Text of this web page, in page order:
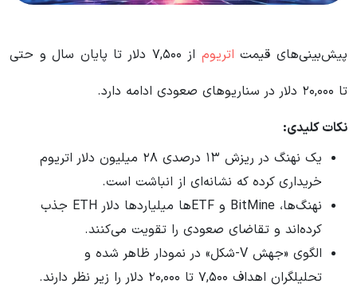
پیش‌بینی‌های قیمت اتریوم
از ۷,۵۰۰ دلار تا پایان سال و حتی
تا ۲۰,۰۰۰ دلار در سناریوهای صعودی‌ ادامه دارد.
نکات کلیدی:
یک نهنگ در ریزش ۱۳ درصدی ۲۸ میلیون دلار اتریوم
خریداری کرده که نشانه‌ای از انباشت است.
نهنگ‌ها، BitMine و ETFها میلیاردها دلار ETH جذب
کرده‌اند و تقاضای صعودی را تقویت می‌کنند.
الگوی «جهش V-شکل» در نمودار ظاهر شده و
تحلیلگران اهداف ۷,۵۰۰ تا ۲۰,۰۰۰ دلار را زیر نظر دارند.